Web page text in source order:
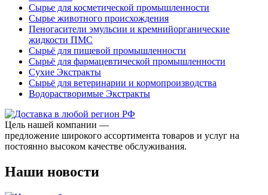
Сырье для косметической промышленности
Сырье животного происхождения
Пеногасители эмульсии и кремнийорганические
жидкости ПМС
Сырьё для пищевой промышленности
Сырьё для фармацевтической промышленности
Сухие Экстракты
Сырьё для ветеринарии и кормопроизводства
Водорастворимые Экстракты
Цель нашей компании —
предложение широкого ассортимента товаров и услуг на
постоянно высоком качестве обслуживания.
Наши новости